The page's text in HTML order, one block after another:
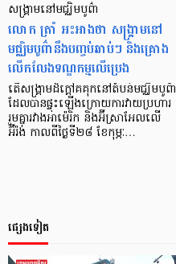
សង្គ្រាមនៅមជ្ឈិមបូព៌ា
លោក ត្រាំ អះអាងថា សង្គ្រាមនៅ
មជ្ឈិមបូព៌ានឹងបញ្ចប់ឆាប់ៗ និងគ្រោង
លើកលែងទណ្ឌកម្មលើប្រេង
តើសង្រ្គាមដ៏ក្ដៅគគុកនៅតំបន់មជ្ឈិមបូព៌ា
ដែលបានផ្ទុះឡើងក្រោយការវាយប្រហារ
រួមគ្នារវាងអាម៉េរិក និងអ៊ីស្រាអែលលើ
អ៊ីរ៉ង់ កាលពីថ្ងៃទី២៨ ខែកុម្ភៈ…
ផ្សេងទៀត